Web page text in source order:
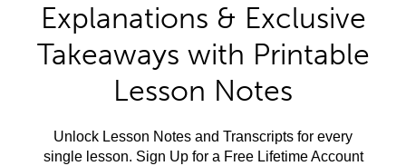
Explanations & Exclusive
Takeaways with Printable
Lesson Notes
Unlock Lesson Notes and Transcripts for every
single lesson. Sign Up for a Free Lifetime Account